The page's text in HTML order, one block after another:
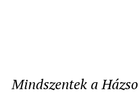
Mindszentek a